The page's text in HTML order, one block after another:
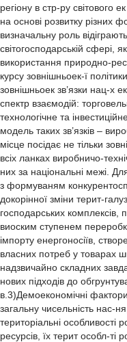
регіону в стр-ру світового
на основі розвитку різних
визначальну роль
світогосподарській сфері,
використання природно-
курсу зовнішньоек-ї
зовнішньоек зв’язки нац-х
спектр взаємодій:
технологічне та
модель таких зв’язків –
місце посідає не тільки
всіх ланках виробничо-
них за національні межі.
з формуваням
докорінної зміни терит-
господарських комплексів,
виоским ступенем
імпорту енергоносіїв,
власних потреб у товарах
надзвичайно складних
нових підходів до
в.3)Демоекономічні
загальну чисельність нас-
територіальні особливості
ресурсів, їх терит особл-ті